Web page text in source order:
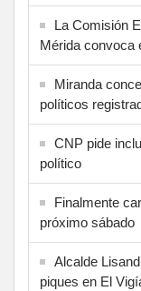
La Comisión
Mérida convoca
Miranda
políticos
CNP pide
político
Finalmente
próximo sábado
Alcalde
piques en El